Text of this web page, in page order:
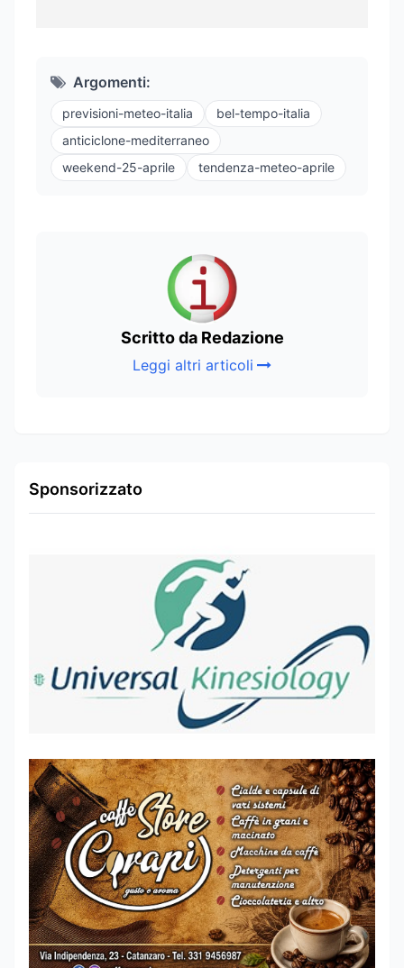
Argomenti:
previsioni-meteo-italia
bel-tempo-italia
anticiclone-mediterraneo
weekend-25-aprile
tendenza-meteo-aprile
Scritto da Redazione
Leggi altri articoli
Sponsorizzato